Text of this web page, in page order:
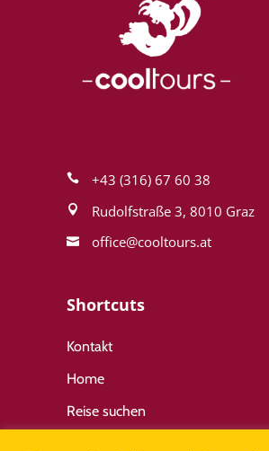
+43 (316) 67 60 38
Rudolfstraße 3, 8010 Graz
office@cool­tours.at
Shortcuts
Kontakt
Home
Reise suchen